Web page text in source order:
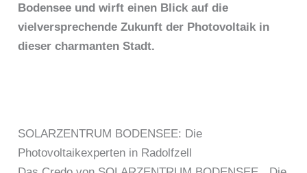
Bodensee und wirft einen Blick auf die
vielversprechende Zukunft der Photovoltaik in
dieser charmanten Stadt.
SOLARZENTRUM BODENSEE: Die
Photovoltaikexperten in Radolfzell